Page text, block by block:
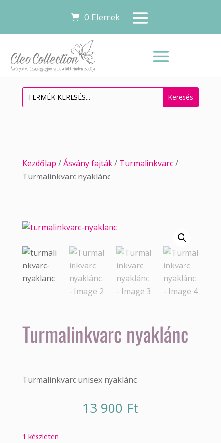
0 Elemek
Kezdőlap /Ásvány fajták/ Turmalinkvarc/
Turmalinkvarc nyaklánc
Turmalinkvarc nyaklánc
Turmalinkvarc unisex nyaklánc
13 900 Ft
1 készleten